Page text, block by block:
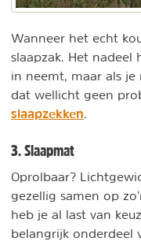
Wanneer het echt
slaapzak. Het nadeel
in neemt, maar als
dat wellicht geen
slaapzekken.
3. Slaapmat
Oprolbaar?
gezellig samen op
heb je al last van
belangrijk onderdeel